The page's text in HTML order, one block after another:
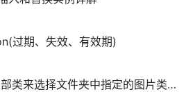
过期、失效、有效期)
选择文件夹中指定的图片类型实例说明